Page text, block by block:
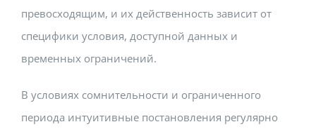
превосходящим, и их действенность зависит от
специфики условия, доступной данных и
временных ограничений.
В условиях сомнительности и ограниченного
периода интуитивные постановления регулярно